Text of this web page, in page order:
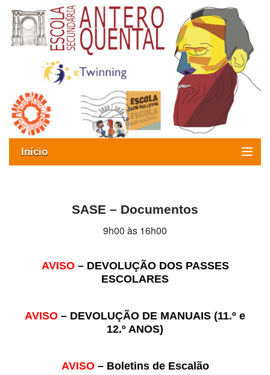
Início
Oferta formativa
Clubes Escolares
ESAQ
SASE – Documentos
9h00 às 16h00
AVISO– DEVOLUÇÃO DOS PASSES
ESCOLARES
AVISO – DEVOLUÇÃO DE MANUAIS (11.º e
12.º ANOS)
AVISO– Boletins de Escalão